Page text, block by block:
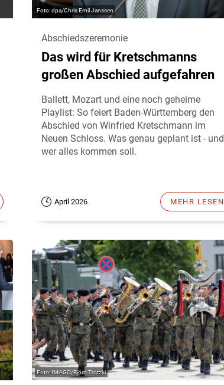
dpa/Chris Emil Janssen
Abschiedszeremonie
Das wird für Kretschmanns
großen Abschied aufgefahren
Ballett, Mozart und eine noch geheime
Playlist: So feiert Baden-Württemberg den
Abschied von Winfried Kretschmann im
Neuen Schloss. Was genau geplant ist - und
wer alles kommen soll.
April 2026 MEHR LESEN
IMAGO/Björn Trotzki